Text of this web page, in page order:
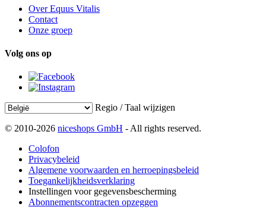
Over Equus Vitalis
Contact
Onze groep
Volg ons op
Regio / Taal wijzigen
© 2010-2026 niceshops GmbH - All rights reserved.
Colofon
Privacybeleid
Algemene voorwaarden en herroepingsbeleid
Toegankelijkheidsverklaring
Instellingen voor gegevensbescherming
Abonnementscontracten opzeggen